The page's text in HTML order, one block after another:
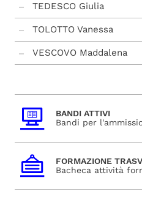
TEDESCO Giulia
TOLOTTO Vanessa
VESCOVO Maddalena
BANDI ATTIVI
Bandi per
FORMAZIONE
Bacheca attività